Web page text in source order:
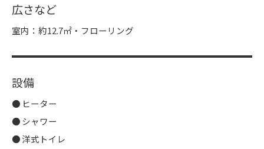
広さなど
室内：約12.7㎡・フローリング
設備
ヒーター
シャワー
洋式トイレ